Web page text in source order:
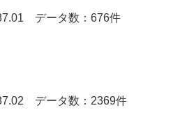
データ数：676件
データ数：2369件